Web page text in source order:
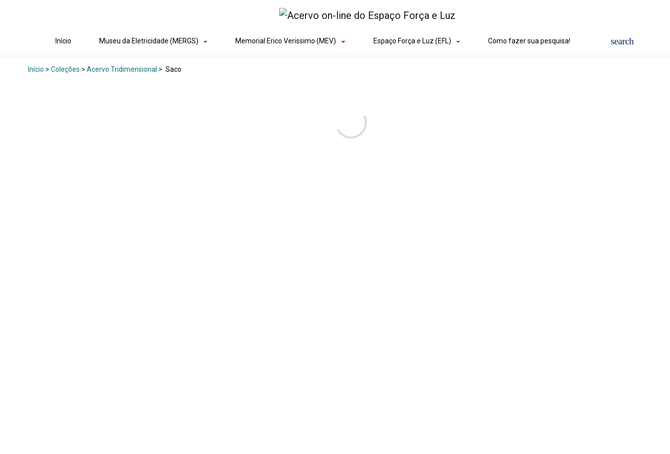
Início Museu da Eletricidade (MERGS) Memorial Erico Verissimo (MEV) Espaço Força e Luz (EFL) Como fazer sua pesquisa!
Início > Coleções > Acervo Tridimensional > Saco